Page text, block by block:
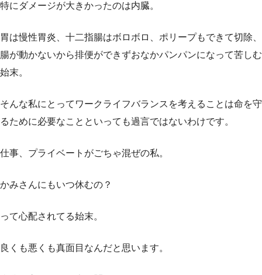
特にダメージが大きかったのは内臓。
胃は慢性胃炎、十二指腸はボロボロ、ポリープもできて切除、
腸が動かないから排便ができずおなかパンパンになって苦しむ
始末。
そんな私にとってワークライフバランスを考えることは命を守
るために必要なことといっても過言ではないわけです。
仕事、プライベートがごちゃ混ぜの私。
かみさんにもいつ休むの？
って心配されてる始末。
良くも悪くも真面目なんだと思います。